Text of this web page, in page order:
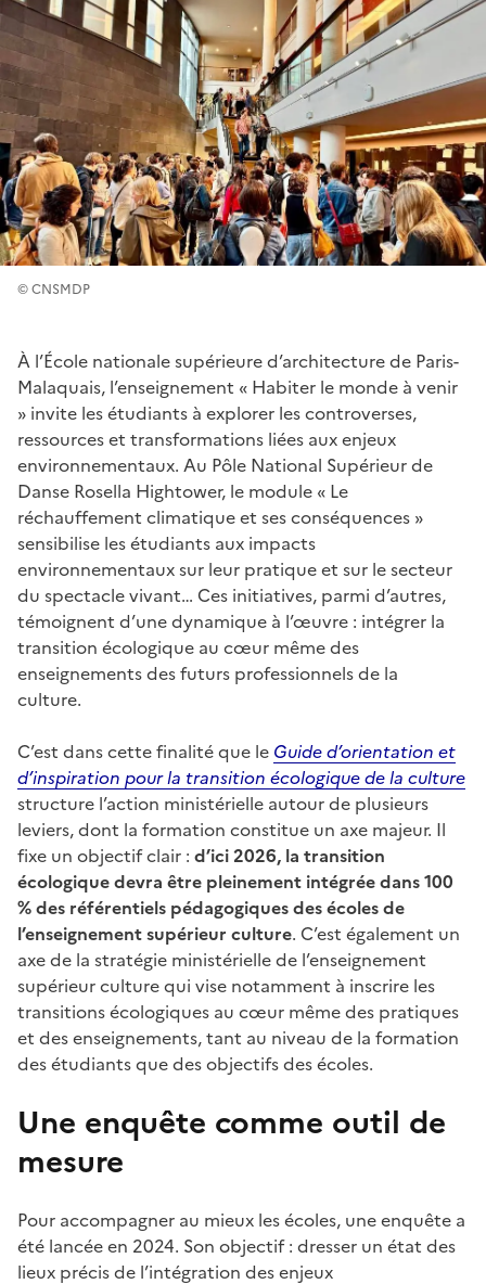
© CNSMDP
À l’École nationale supérieure d’architecture de Paris-
Malaquais, l’enseignement « Habiter le monde à venir
» invite les étudiants à explorer les controverses,
ressources et transformations liées aux enjeux
environnementaux. Au Pôle National Supérieur de
Danse Rosella Hightower, le module « Le
réchauffement climatique et ses conséquences »
sensibilise les étudiants aux impacts
environnementaux sur leur pratique et sur le secteur
du spectacle vivant… Ces initiatives, parmi d’autres,
témoignent d’une dynamique à l’œuvre : intégrer la
transition écologique au cœur même des
enseignements des futurs professionnels de la
culture.
C’est dans cette finalité que le Guide d’orientation et
d’inspiration pour la transition écologique de la culture
structure l’action ministérielle autour de plusieurs
leviers, dont la formation constitue un axe majeur. Il
fixe un objectif clair : d’ici 2026, la transition
écologique devra être pleinement intégrée dans 100
% des référentiels pédagogiques des écoles de
l’enseignement supérieur culture. C’est également un
axe de la stratégie ministérielle de l’enseignement
supérieur culture qui vise notamment à inscrire les
transitions écologiques au cœur même des pratiques
et des enseignements, tant au niveau de la formation
des étudiants que des objectifs des écoles.
Une enquête comme outil de
mesure
Pour accompagner au mieux les écoles, une enquête a
été lancée en 2024. Son objectif : dresser un état des
lieux précis de l’intégration des enjeux